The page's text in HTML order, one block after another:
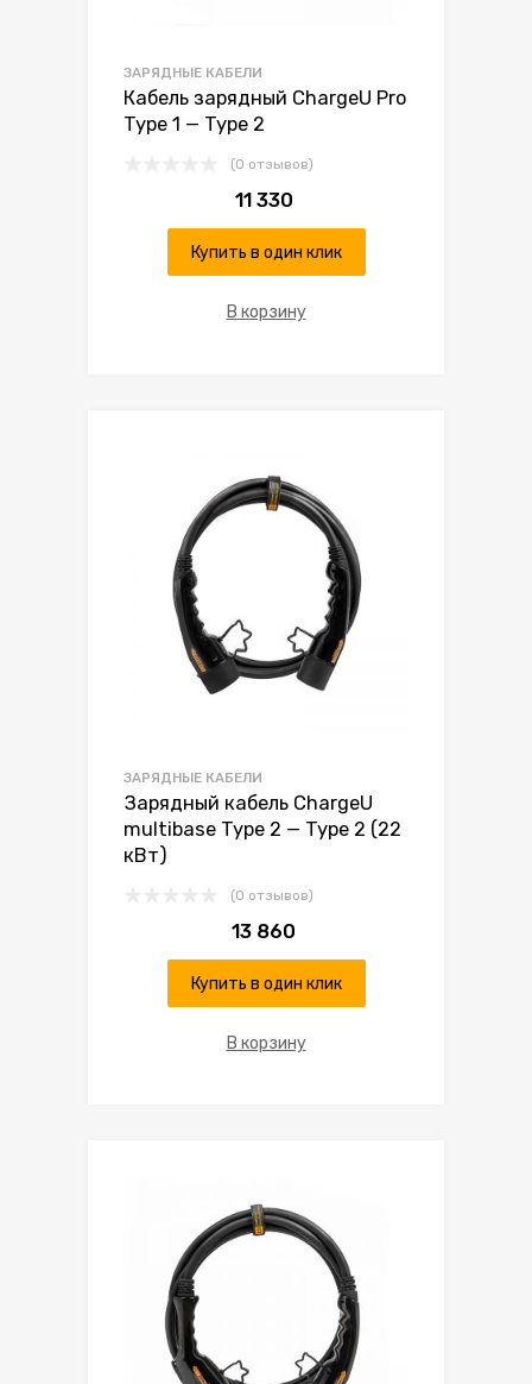
ЗАРЯДНЫЕ КАБЕЛИ
Кабель зарядный ChargeU Pro
Type 1 — Type 2
(0 отзывов)
11 330
Купить в один клик
В корзину
ЗАРЯДНЫЕ КАБЕЛИ
Зарядный кабель ChargeU
multibase Type 2 — Type 2 (22
кВт)
(0 отзывов)
13 860
Купить в один клик
В корзину